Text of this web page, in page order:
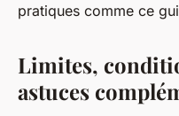
pratiques comme ce
Limites,
astuces